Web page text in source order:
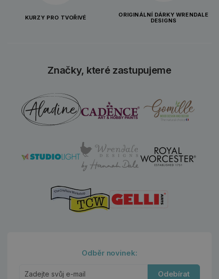
KURZY PRO TVOŘIVÉ
ORIGINÁLNÍ DÁRKY WRENDALE
DESIGNS
Značky, které zastupujeme
Odběr novinek:
Odebírat